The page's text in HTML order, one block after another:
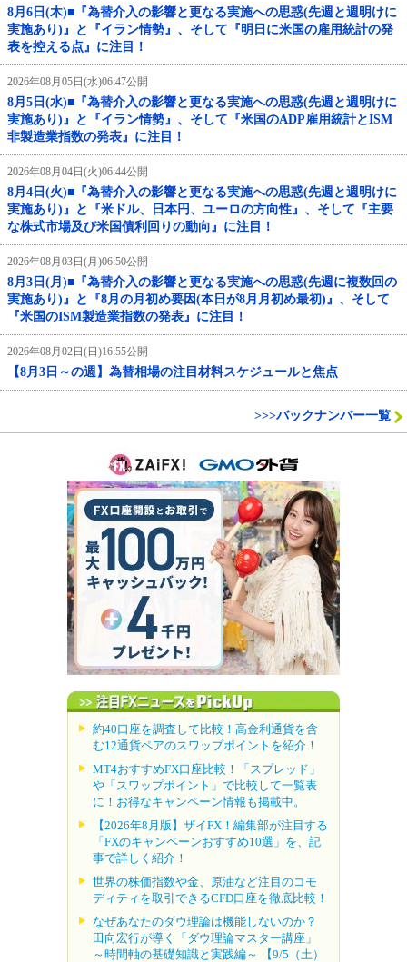
8月6日(木)■『為替介入の影響と更なる実施への思惑(先週と週明けに
実施あり)』と『イラン情勢』、そして『明日に米国の雇用統計の発
表を控える点』に注目！
2026年08月05日(水)06:47公開
8月5日(水)■『為替介入の影響と更なる実施への思惑(先週と週明けに
実施あり)』と『イラン情勢』、そして『米国のADP雇用統計とISM
非製造業指数の発表』に注目！
2026年08月04日(火)06:44公開
8月4日(火)■『為替介入の影響と更なる実施への思惑(先週と週明けに
実施あり)』と『米ドル、日本円、ユーロの方向性』、そして『主要
な株式市場及び米国債利回りの動向』に注目！
2026年08月03日(月)06:50公開
8月3日(月)■『為替介入の影響と更なる実施への思惑(先週に複数回の
実施あり)』と『8月の月初め要因(本日が8月月初め最初)』、そして
『米国のISM製造業指数の発表』に注目！
2026年08月02日(日)16:55公開
【8月3日～の週】為替相場の注目材料スケジュールと焦点
>>>バックナンバー一覧
約40口座を調査して比較！高金利通貨を含
む12通貨ペアのスワップポイントを紹介！
MT4おすすめFX口座比較！「スプレッド」
や「スワップポイント」で比較して一覧表
に！お得なキャンペーン情報も掲載中。
【2026年8月版】ザイFX！編集部が注目する
「FXのキャンペーンおすすめ10選」を、記
事で詳しく紹介！
世界の株価指数や金、原油など注目のコモ
ディティを取引できるCFD口座を徹底比較！
なぜあなたのダウ理論は機能しないのか？
田向宏行が導く「ダウ理論マスター講座」
～時間軸の基礎知識と実践編～ 【9/5（土）